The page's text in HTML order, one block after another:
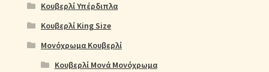
Κουβερλί Υπέρδιπλα
Κουβερλί King Size
Μονόχρωμα Κουβερλί
Κουβερλί Μονά Μονόχρωμα